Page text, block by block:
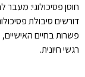
חוסן פסיכולוגי:
דורשים סיבולת
פשרות בחיים
רגשי חיונית.